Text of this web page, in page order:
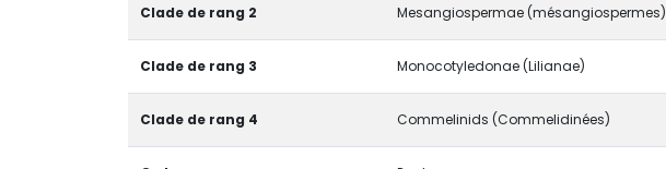
Clade de rang 2 Mesangiospermae (mésangiospermes)
Clade de rang 3 Monocotyledonae (Lilianae)
Clade de rang 4 Commelinids (Commelidinées)